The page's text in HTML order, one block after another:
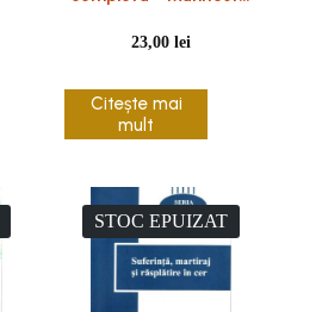
Dumnezeu – Puncte de
cotitura in istoria
crestinismului
23,00lei
Citește mai
mult
STOC EPUIZAT